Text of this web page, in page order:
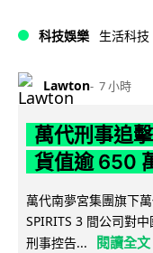
科技娛樂 生活科技
Lawton 7 小時
萬代刑事追
貨值逾 650
萬代南夢宮集團旗下
SPIRITS 3 間公司對
刑事控告...
閱讀全文